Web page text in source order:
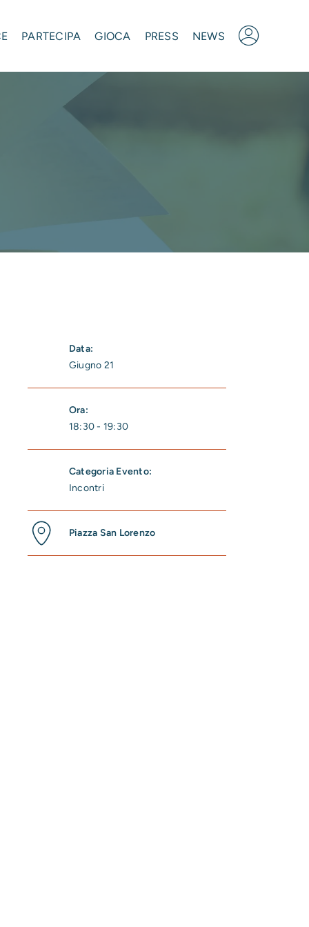
PARTECIPA GIOCA PRESS NEWS
Data:
Giugno 21
Ora:
18:30 - 19:30
Categoria Evento:
Incontri
Piazza San Lorenzo